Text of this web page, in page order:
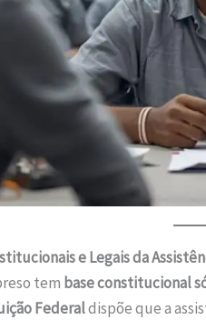
e Legais da
tem base constitucional
Federaldispõe que a